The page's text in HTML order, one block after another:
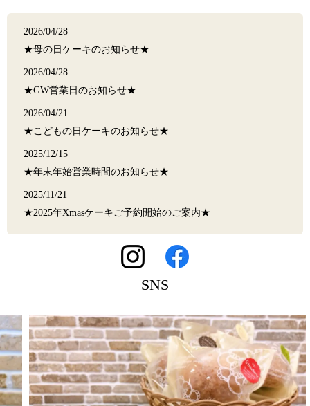
2026/04/28
★母の日ケーキのお知らせ★
2026/04/28
★GW営業日のお知らせ★
2026/04/21
★こどもの日ケーキのお知らせ★
2025/12/15
★年末年始営業時間のお知らせ★
2025/11/21
★2025年Xmasケーキご予約開始のご案内★
2025/11/11
【特注ケーキ＆イラストプレートご予約休止期間のお知ら
2025/05/01
【5月営業日のお知らせ】
2025/04/13
★こどもの日ケーキのお知らせ★
SNS